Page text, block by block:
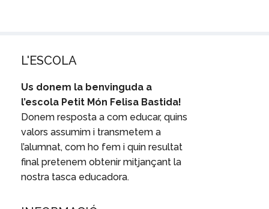
L'ESCOLA
Us donem la benvinguda a
l’escola Petit Món Felisa Bastida!
Donem resposta a com educar, quins
valors assumim i transmetem a
l’alumnat, com ho fem i quin resultat
final pretenem obtenir mitjançant la
nostra tasca educadora.